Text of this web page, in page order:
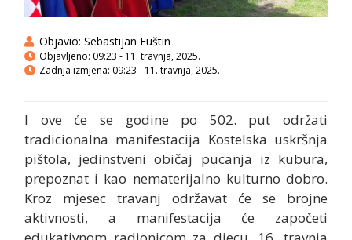
Objavio: Sebastijan Fuštin
Objavljeno: 09:23 - 11. travnja, 2025.
Zadnja izmjena: 09:23 - 11. travnja, 2025.
I ove će se godine po 502. put održati
tradicionalna manifestacija Kostelska uskršnja
pištola, jedinstveni običaj pucanja iz kubura,
prepoznat i kao nematerijalno kulturno dobro.
Kroz mjesec travanj održavat će se brojne
aktivnosti, a manifestacija će započeti